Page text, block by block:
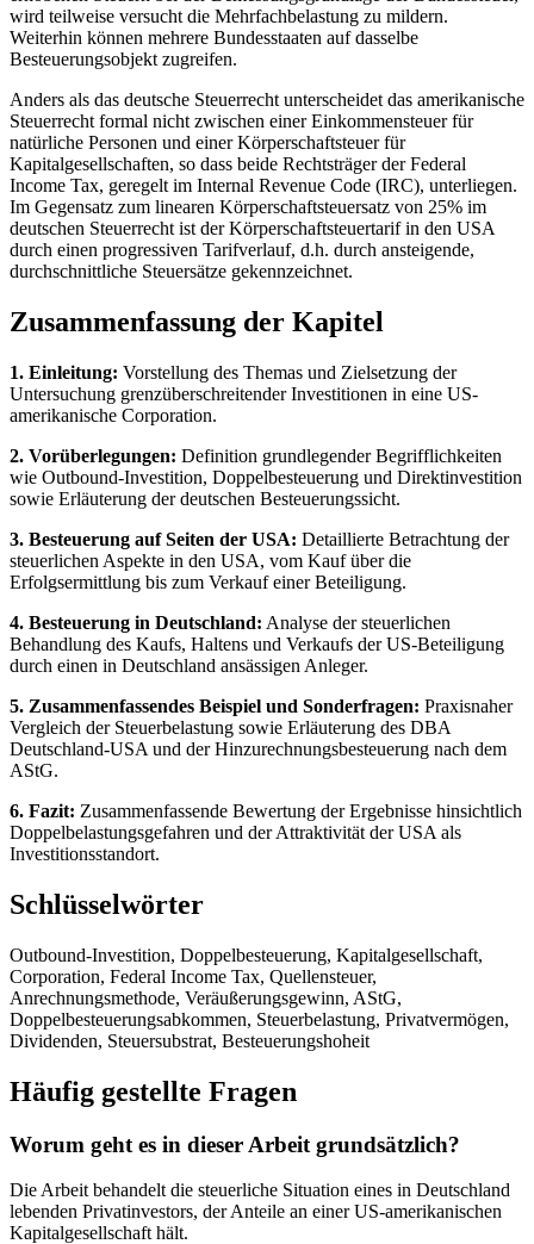
wird teilweise versucht die Mehrfachbelastung zu mildern.
Weiterhin können mehrere Bundesstaaten auf dasselbe
Besteuerungsobjekt zugreifen.
Anders als das deutsche Steuerrecht unterscheidet das amerikanische
Steuerrecht formal nicht zwischen einer Einkommensteuer für
natürliche Personen und einer Körperschaftsteuer für
Kapitalgesellschaften, so dass beide Rechtsträger der Federal
Income Tax, geregelt im Internal Revenue Code (IRC), unterliegen.
Im Gegensatz zum linearen Körperschaftsteuersatz von 25% im
deutschen Steuerrecht ist der Körperschaftsteuertarif in den USA
durch einen progressiven Tarifverlauf, d.h. durch ansteigende,
durchschnittliche Steuersätze gekennzeichnet.
Zusammenfassung der Kapitel
1. Einleitung: Vorstellung des Themas und Zielsetzung der
Untersuchung grenzüberschreitender Investitionen in eine US-
amerikanische Corporation.
2. Vorüberlegungen: Definition grundlegender Begrifflichkeiten
wie Outbound-Investition, Doppelbesteuerung und Direktinvestition
sowie Erläuterung der deutschen Besteuerungssicht.
3. Besteuerung auf Seiten der USA: Detaillierte Betrachtung der
steuerlichen Aspekte in den USA, vom Kauf über die
Erfolgsermittlung bis zum Verkauf einer Beteiligung.
4. Besteuerung in Deutschland: Analyse der steuerlichen
Behandlung des Kaufs, Haltens und Verkaufs der US-Beteiligung
durch einen in Deutschland ansässigen Anleger.
5. Zusammenfassendes Beispiel und Sonderfragen: Praxisnaher
Vergleich der Steuerbelastung sowie Erläuterung des DBA
Deutschland-USA und der Hinzurechnungsbesteuerung nach dem
AStG.
6. Fazit: Zusammenfassende Bewertung der Ergebnisse hinsichtlich
Doppelbelastungsgefahren und der Attraktivität der USA als
Investitionsstandort.
Schlüsselwörter
Outbound-Investition, Doppelbesteuerung, Kapitalgesellschaft,
Corporation, Federal Income Tax, Quellensteuer,
Anrechnungsmethode, Veräußerungsgewinn, AStG,
Doppelbesteuerungsabkommen, Steuerbelastung, Privatvermögen,
Dividenden, Steuersubstrat, Besteuerungshoheit
Häufig gestellte Fragen
Worum geht es in dieser Arbeit grundsätzlich?
Die Arbeit behandelt die steuerliche Situation eines in Deutschland
lebenden Privatinvestors, der Anteile an einer US-amerikanischen
Kapitalgesellschaft hält.